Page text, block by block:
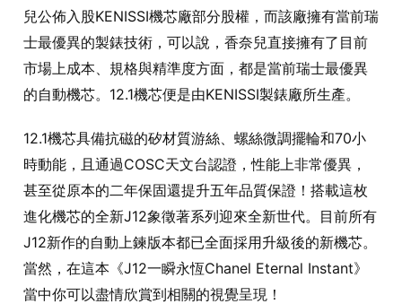
兒公佈入股KENISSI機芯廠部分股權，而該廠擁有當前瑞
士最優異的製錶技術，可以說，香奈兒直接擁有了目前
市場上成本、規格與精準度方面，都是當前瑞士最優異
的自動機芯。12.1機芯便是由KENISSI製錶廠所生產。
12.1機芯具備抗磁的矽材質游絲、螺絲微調擺輪和70小
時動能，且通過COSC天文台認證，性能上非常優異，
甚至從原本的二年保固還提升五年品質保證！搭載這枚
進化機芯的全新J12象徵著系列迎來全新世代。目前所有
J12新作的自動上鍊版本都已全面採用升級後的新機芯。
當然，在這本《J12一瞬永恆Chanel Eternal Instant》
當中你可以盡情欣賞到相關的視覺呈現！